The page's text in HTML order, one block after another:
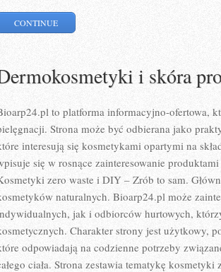
CONTINUE
i skóra
to platforma informacyjno-ofertowa,
Strona może być odbierana jako
interesują się kosmetykami opartymi na
się w rosnące zainteresowanie
zero waste i DIY – Zrób to sam.
naturalnych. Bioarp24.pl może
jak i odbiorców hurtowych,
Charakter strony jest użytkowy,
odpowiadają na codzienne potrzeby
ciała. Strona zestawia tematykę kosmetyki